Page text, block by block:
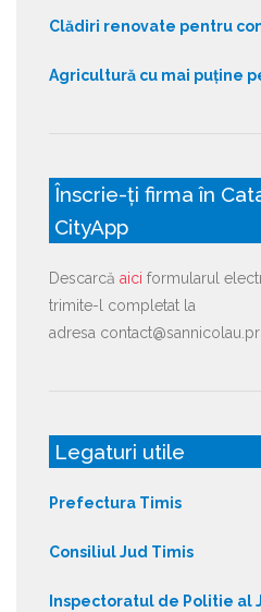
Clădiri renovate pentru
Agricultură cu mai puține
Înscrie-ți firma în
CityApp
Descarcă aici formularul
trimite-l completat la
adresa
Legaturi utile
Prefectura Timis
Consiliul Jud Timis
Inspectoratul de Politie al